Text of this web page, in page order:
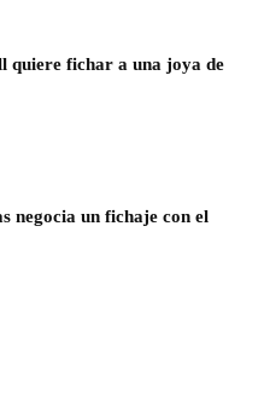
quiere fichar a una joya de
negocia un fichaje con el